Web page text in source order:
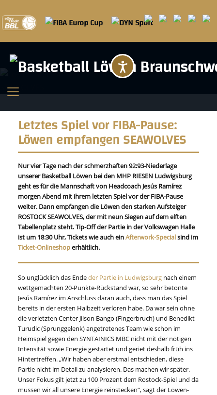
Letztes Spiel vor FIBA-Pause:
Löwen empfangen SEAWOLVES
Nur vier Tage nach der schmerzhaften 92:93-Niederlage
unserer Basketball Löwen bei den MHP RIESEN Ludwigsburg
geht es für die Mannschaft von Headcoach Jesús Ramírez
morgen Abend mit ihrem letzten Spiel vor der FIBA-Pause
weiter. Dann empfangen die Löwen den starken Aufsteiger
ROSTOCK SEAWOLVES, der mit neun Siegen auf dem elften
Tabellenplatz steht. Tip-Off der Partie in der Volkswagen Halle
ist um 18:30 Uhr, Tickets wie auch einAfterwork-Specialsind im
Ticket-Onlineshoperhältlich.
So unglücklich das Endeder Partie in Ludwigsburg nach einem
wettgemachten 20-Punkte-Rückstand war, so sehr betonte
Jesús Ramírez im Anschluss daran auch, dass man das Spiel
bereits in der ersten Halbzeit verloren habe. Da war sein ohne
die verletzten Center Jilson Bango (Fingerbruch) und Benedikt
Turudic (Sprunggelenk) angetretenes Team wie schon im
Heimspiel gegen den SYNTAINICS MBC nicht mit der nötigen
Intensität sowie Energie gestartet und geriet deshalb früh ins
Hintertreffen. „Wir haben aber erstmal entschieden, diese
Partie nicht im Detail zu analysieren. Das machen wir später.
Unser Fokus gilt jetzt zu 100 Prozent dem Rostock-Spiel und da
müssen wir all unsere Energie reinstecken“, sagt der Löwen-